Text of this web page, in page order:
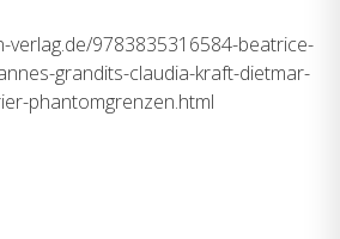
verlag.de/9783835316584-beatrice-
grandits-claudia-kraft-dietmar-
phantomgrenzen.html